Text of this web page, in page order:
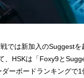
では新加入のSuggest
、HSKは「Foxy9と
ーボードランキングで